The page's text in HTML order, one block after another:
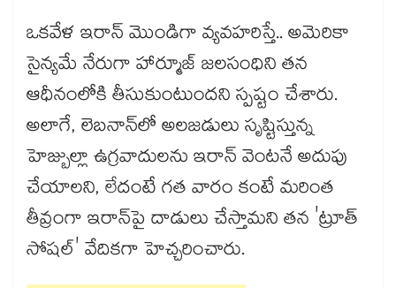
ఒకవేళ ఇరాన్ మొండిగా వ్యవహరిస్తే.. అమెరికా
సైన్యమే నేరుగా హార్మూజ్‌‌‌‌‌‌‌‌ జలసంధిని తన
ఆధీనంలోకి తీసుకుంటుందని స్పష్టం చేశారు.
అలాగే, లెబనాన్‌‌‌‌‌‌‌‌లో అలజడులు సృష్టిస్తున్న
హెజ్బుల్లా ఉగ్రవాదులను ఇరాన్ వెంటనే అదుపు
చేయాలని, లేదంటే గత వారం కంటే మరింత
తీవ్రంగా ఇరాన్‌‌‌‌‌‌‌‌పై దాడులు చేస్తామని తన 'ట్రూత్
సోషల్' వేదికగా హెచ్చరించారు.